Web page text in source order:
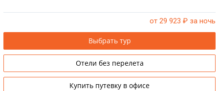
от 29 923 ₽ за ночь
Выбрать тур
Отели без перелета
Купить путевку в офисе